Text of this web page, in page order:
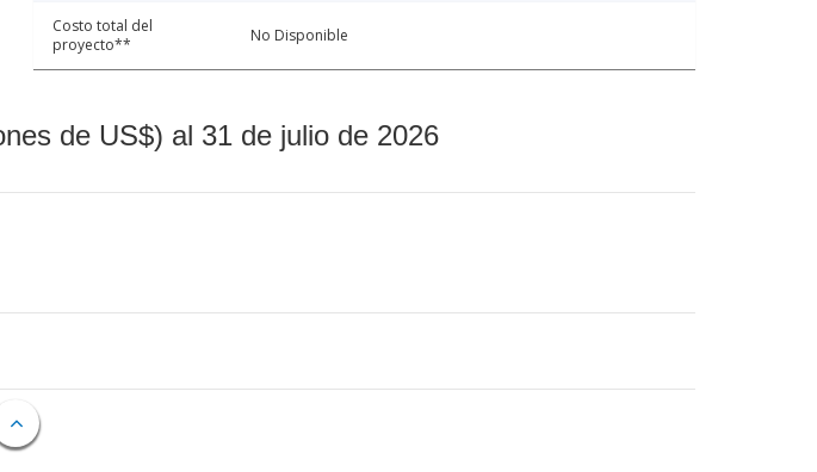
Costo total del
proyecto**
No Disponible
de US$) al 31 de julio de 2026